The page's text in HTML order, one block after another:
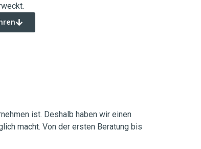
ist. Deshalb haben wir einen
macht. Von der ersten Beratung bis